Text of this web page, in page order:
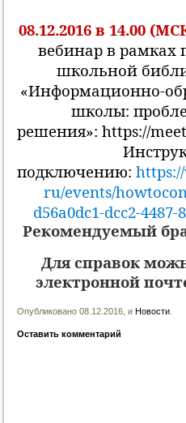
08.12.2016 в 14.00
вебинар в рамках
школьной
«Информационно-
школы:
решения»:https://
подключению:
ru/events/
d56a0dc1-dcc2-4487-
Рекомендуемый
Для справок
электронной
Опубликовано 08.12.2016, и Новости
Оставить комментарий